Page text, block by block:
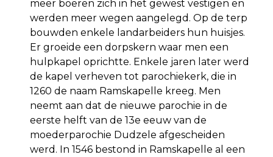
meer boeren zich in het gewest vestigen en
werden meer wegen aangelegd. Op de terp
bouwden enkele landarbeiders hun huisjes.
Er groeide een dorpskern waar men een
hulpkapel oprichtte. Enkele jaren later werd
de kapel verheven tot parochiekerk, die in
1260 de naam Ramskapelle kreeg. Men
neemt aan dat de nieuwe parochie in de
eerste helft van de 13e eeuw van de
moederparochie Dudzele afgescheiden
werd. In 1546 bestond in Ramskapelle al een